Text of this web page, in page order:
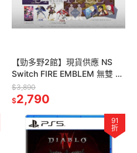
【勁多野2館】現貨供應 NS
Switch FIRE EMBLEM 無雙 風
花雪月 中文豪華版
$3,890
$2,790
91
折